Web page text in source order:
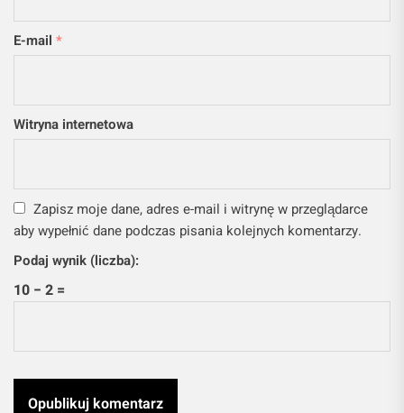
E-mail *
Witryna internetowa
Zapisz moje dane, adres e-mail i witrynę w przeglądarce
aby wypełnić dane podczas pisania kolejnych komentarzy.
Podaj wynik (liczba):
10 − 2 =